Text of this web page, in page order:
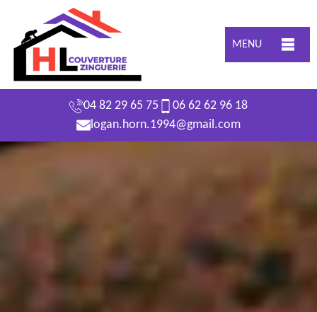
MENU
04 82 29 65 75
06 62 62 96 18
logan.horn.1994@gmail.com